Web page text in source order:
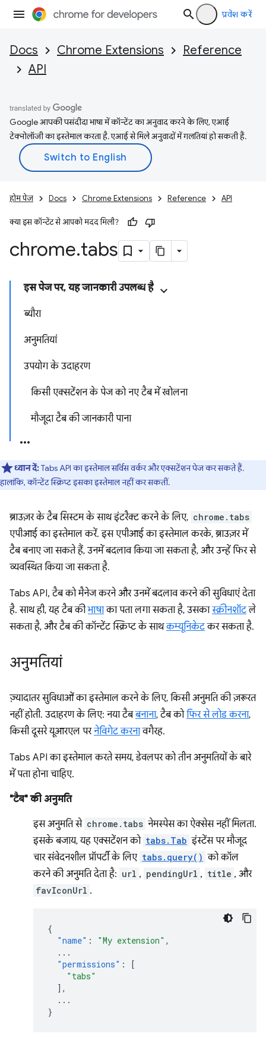
प्रवेश करें
Docs Chrome Extensions
Reference
API
Google आपकी पसंदीदा भाषा में कॉन्टेंट का अनुवाद करने के लिए, एआई
टेक्नोलॉजी का इस्तेमाल करता है. एआई से मिले अनुवादों में गलतियां हो सकती हैं.
होम पेज Docs Chrome Extensions Reference API
क्या इस कॉन्टेंट से आपको मदद मिली?
chrome.tabs
इस पेज पर, यह जानकारी उपलब्ध है
ब्यौरा
अनुमतियां
उपयोग के उदाहरण
किसी एक्सटेंशन के पेज को नए टैब में खोलना
मौजूदा टैब की जानकारी पाना
ध्यान दें:Tabs API का इस्तेमाल सर्विस वर्कर और एक्सटेंशन पेज कर सकते हैं.
हालांकि, कॉन्टेंट स्क्रिप्ट इसका इस्तेमाल नहीं कर सकतीं.
ब्राउज़र के टैब सिस्टम के साथ इंटरैक्ट करने के लिए, chrome.tabs
एपीआई का इस्तेमाल करें. इस एपीआई का इस्तेमाल करके, ब्राउज़र में
टैब बनाए जा सकते हैं, उनमें बदलाव किया जा सकता है, और उन्हें फिर से
व्यवस्थित किया जा सकता है.
Tabs API, टैब को मैनेज करने और उनमें बदलाव करने की सुविधाएं देता
है. साथ ही, यह टैब कीभाषाका पता लगा सकता है, उसकास्क्रीनशॉटले
सकता है, और टैब की कॉन्टेंट स्क्रिप्ट के साथकम्यूनिकेटकर सकता है.
अनुमतियां
ज़्यादातर सुविधाओं का इस्तेमाल करने के लिए, किसी अनुमति की ज़रूरत
नहीं होती. उदाहरण के लिए: नया टैबबनाना, टैब कोफिर से लोड करना,
किसी दूसरे यूआरएल परनेविगेट करनावगैरह.
Tabs API का इस्तेमाल करते समय, डेवलपर को तीन अनुमतियों के बारे
में पता होना चाहिए.
"टैब" की अनुमति
इस अनुमति से chrome.tabs नेमस्पेस का ऐक्सेस नहीं मिलता.
इसके बजाय, यह एक्सटेंशन को tabs.Tab इंस्टेंस पर मौजूद
चार संवेदनशील प्रॉपर्टी के लिए tabs.query() को कॉल
करने की अनुमति देता है: url , pendingUrl , title , और
favIconUrl .
{
"name" : "My extension" ,
...
"permissions" :
[
"tabs"
],
...
}